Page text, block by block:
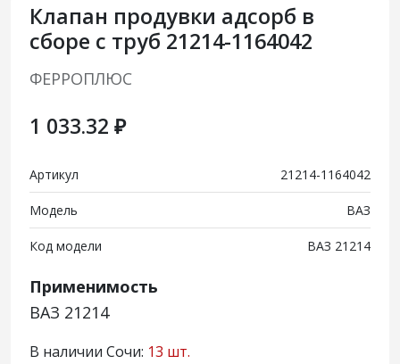
Клапан продувки адсорб в
сборе с труб 21214-1164042
ФЕРРОПЛЮС
1 033.32 ₽
Артикул 21214-1164042
Модель ВАЗ
Код модели ВАЗ 21214
Применимость
ВАЗ 21214
В наличии Сочи: 13 шт.